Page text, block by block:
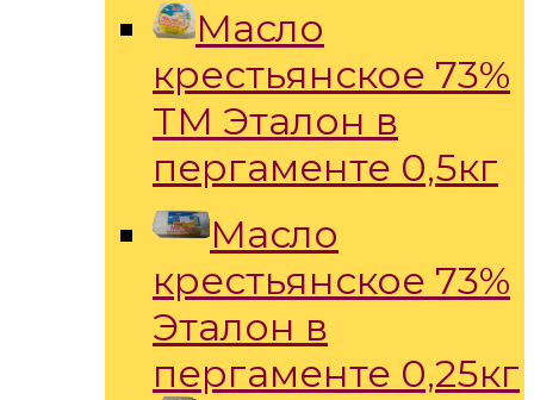
Масло
крестьянское 73%
ТМ Эталон в
пергаменте 0,5кг
Масло
крестьянское 73%
Эталон в
пергаменте 0,25кг